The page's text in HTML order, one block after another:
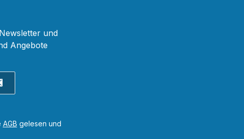
und
Angebote
AGB gelesen und